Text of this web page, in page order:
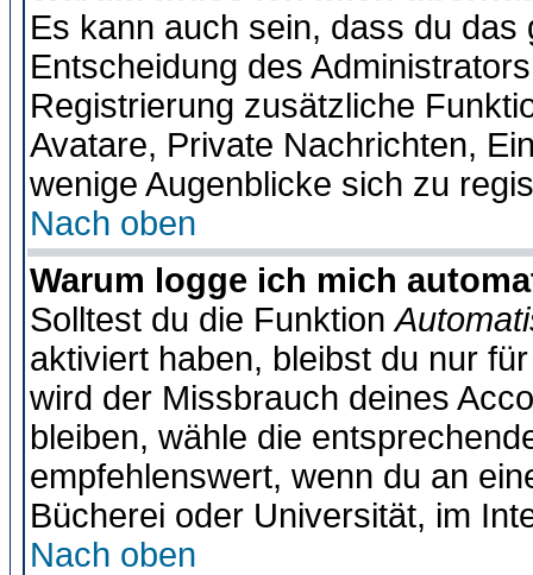
Es kann auch sein, dass du
Entscheidung des
Registrierung zusätzliche
Avatare, Private Nachrichten,
wenige Augenblicke sich zu
Nach oben
Warum logge ich mich
Solltest du die Funktion
aktiviert haben, bleibst du nur
wird der Missbrauch deines
bleiben, wähle die
empfehlenswert, wenn du an
Bücherei oder Universität, im
Nach oben